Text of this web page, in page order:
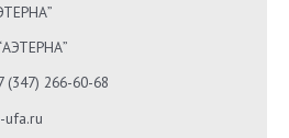
(347) 266-60-68
ufa.ru